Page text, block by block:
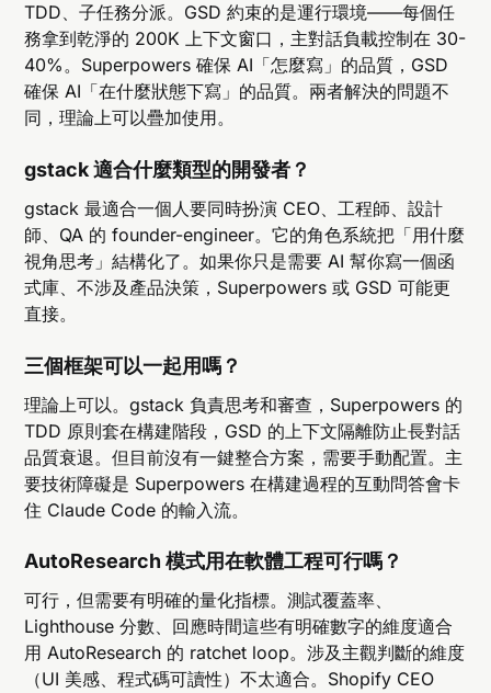
TDD、子任務分派。GSD 約束的是運行環境——每個任
務拿到乾淨的 200K 上下文窗口，主對話負載控制在 30-
40%。Superpowers 確保 AI「怎麼寫」的品質，GSD
確保 AI「在什麼狀態下寫」的品質。兩者解決的問題不
同，理論上可以疊加使用。
gstack 適合什麼類型的開發者？
gstack 最適合一個人要同時扮演 CEO、工程師、設計
師、QA 的 founder-engineer。它的角色系統把「用什麼
視角思考」結構化了。如果你只是需要 AI 幫你寫一個函
式庫、不涉及產品決策，Superpowers 或 GSD 可能更
直接。
三個框架可以一起用嗎？
理論上可以。gstack 負責思考和審查，Superpowers 的
TDD 原則套在構建階段，GSD 的上下文隔離防止長對話
品質衰退。但目前沒有一鍵整合方案，需要手動配置。主
要技術障礙是 Superpowers 在構建過程的互動問答會卡
住 Claude Code 的輸入流。
AutoResearch 模式用在軟體工程可行嗎？
可行，但需要有明確的量化指標。測試覆蓋率、
Lighthouse 分數、回應時間這些有明確數字的維度適合
用 AutoResearch 的 ratchet loop。涉及主觀判斷的維度
（UI 美感、程式碼可讀性）不太適合。Shopify CEO